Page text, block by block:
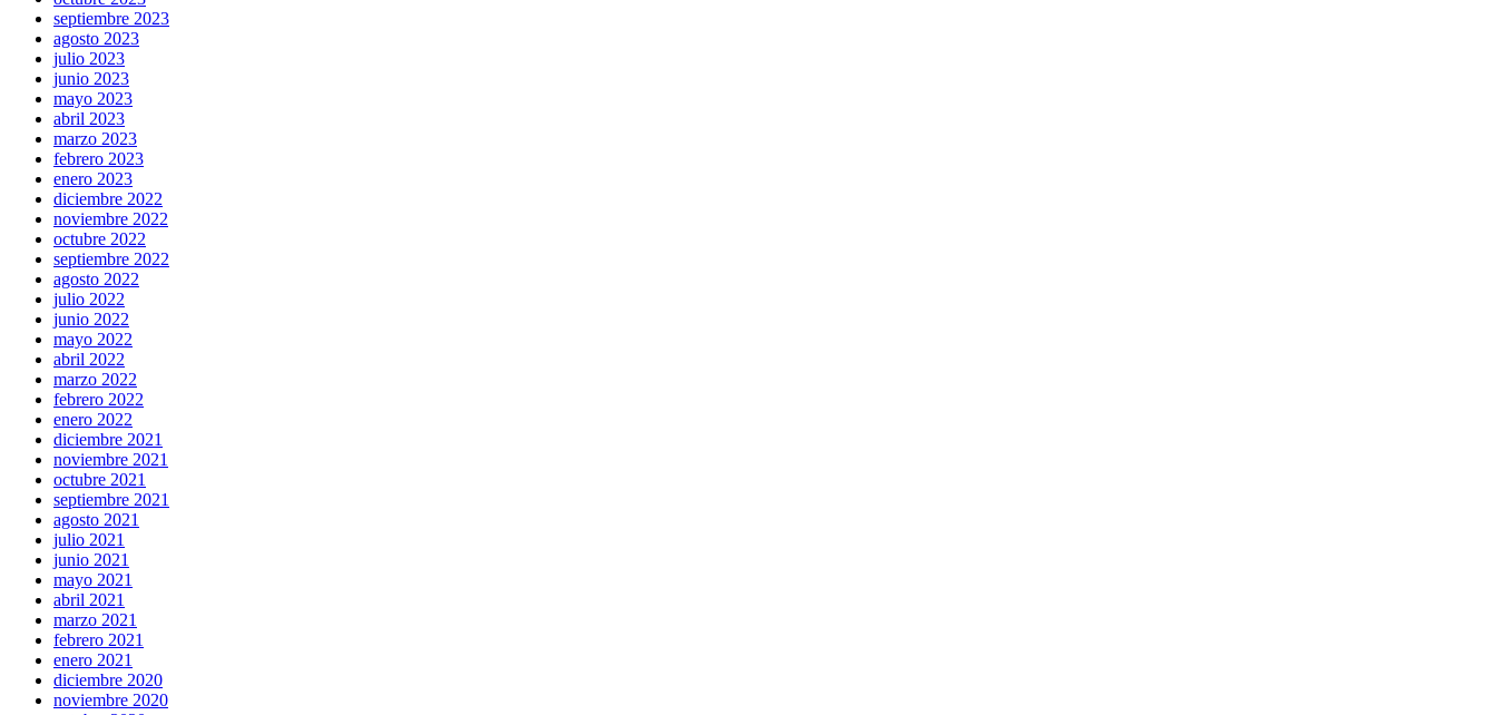
septiembre 2023
agosto 2023
julio 2023
junio 2023
mayo 2023
abril 2023
marzo 2023
febrero 2023
enero 2023
diciembre 2022
noviembre 2022
octubre 2022
septiembre 2022
agosto 2022
julio 2022
junio 2022
mayo 2022
abril 2022
marzo 2022
febrero 2022
enero 2022
diciembre 2021
noviembre 2021
octubre 2021
septiembre 2021
agosto 2021
julio 2021
junio 2021
mayo 2021
abril 2021
marzo 2021
febrero 2021
enero 2021
diciembre 2020
noviembre 2020